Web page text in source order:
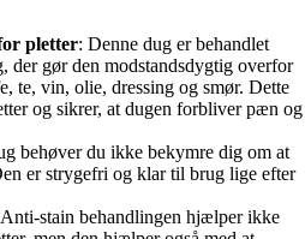
pletter: Denne dug er behandlet
der gør den modstandsdygtig overfor
te, vin, olie, dressing og smør. Dette
og sikrer, at dugen forbliver pæn og
behøver du ikke bekymre dig om at
er strygefri og klar til brug lige efter
stain behandlingen hjælper ikke